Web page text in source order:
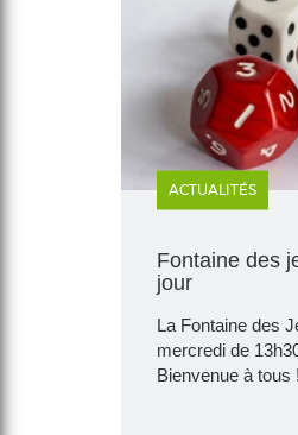
ACTUALITÉS
Fontaine des
jour
La Fontaine des
mercredi de
Bienvenue à tous !